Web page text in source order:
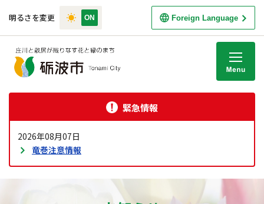
明るさを変更 Foreign Language
緊急情報
2026年08月07日
竜巻注意情報